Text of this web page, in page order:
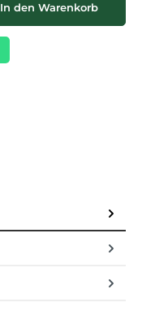
In den Warenkorb